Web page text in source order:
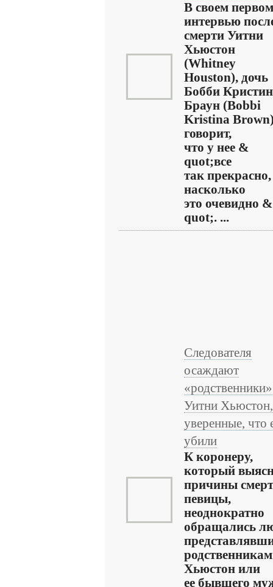
В своем первом
интервью
смерти Уитни
Хьюстон
(Whitney
Houston), дочь
Бобби
Браун (Bobbi
Kristina
говорит,
что у нее &
quot;все
так прекрасно,
насколько
это очевидно &
quot;. ...
Следователя
осаждают
«родственники»
Уитни Хьюстон,
уверенные, что
убили
К коронеру,
который
причины
певицы,
неоднократно
обращались
Хьюстон или
ее бывшего